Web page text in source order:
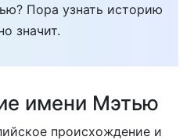
Пора узнать историю
значит.
имени Мэтью
происхождение и